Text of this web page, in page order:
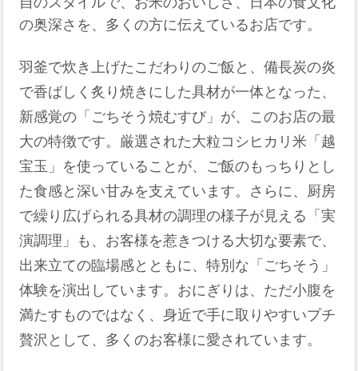
の奥深さを、多くの方に伝えているお店です。
羽釜で炊き上げたこだわりのご飯と、備長炭の炎
で香ばしく炙り焼きにした具材が一体となった、
新感覚の「ごちそう焼むすび」が、このお店の最
大の特徴です。厳選された大粒コシヒカリ米「越
宝玉」を使っていることが、ご飯のもっちりとし
た食感と深い甘みを支えています。さらに、厨房
で繰り広げられる具材の調理の様子が見える「実
演調理」も、お客様を惹きつける大切な要素で、
出来立ての臨場感とともに、特別な「ごちそう」
体験を演出しています。おにぎりは、ただ小腹を
満たすものではなく、身近で手に取りやすいプチ
贅沢として、多くのお客様に愛されています。